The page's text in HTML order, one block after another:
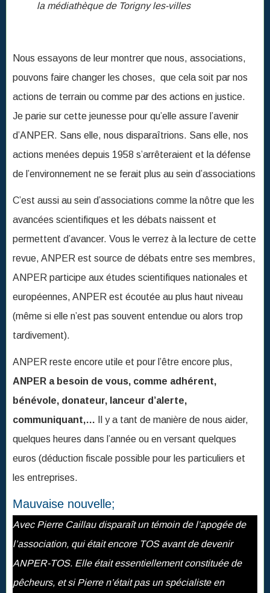
la médiathèque de Torigny les-villes
Nous essayons de leur montrer que nous, associations,
pouvons faire changer les choses, que cela soit par nos
actions de terrain ou comme par des actions en justice.
Je parie sur cette jeunesse pour qu’elle assure l’avenir
d’ANPER. Sans elle, nous disparaîtrions. Sans elle, nos
actions menées depuis 1958 s’arrêteraient et la défense
de l’environnement ne se ferait plus au sein d’associations
C’est aussi au sein d’associations comme la nôtre que les
avancées scientifiques et les débats naissent et
permettent d’avancer. Vous le verrez à la lecture de cette
revue, ANPER est source de débats entre ses membres,
ANPER participe aux études scientifiques nationales et
européennes, ANPER est écoutée au plus haut niveau
(même si elle n’est pas souvent entendue ou alors trop
tardivement).
ANPER reste encore utile et pour l’être encore plus,
ANPER a besoin de vous, comme adhérent,
bénévole, donateur, lanceur d’alerte,
communiquant,… Il y a tant de manière de nous aider,
quelques heures dans l’année ou en versant quelques
euros (déduction fiscale possible pour les particuliers et
les entreprises.
Mauvaise nouvelle;
Avec Pierre Caillau disparaît un témoin de l’apogée de
l’association, qui était encore TOS avant de devenir
ANPER-TOS. Elle était essentiellement constituée de
pêcheurs, et si Pierre n’était pas un spécialiste en